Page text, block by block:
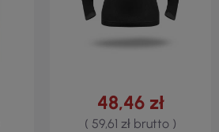
48,46 zł
( 59,61 zł brutto )